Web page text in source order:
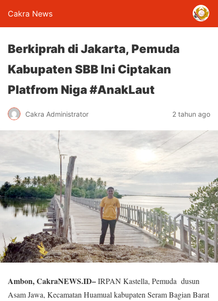
Cakra News
Berkiprah di Jakarta, Pemuda
Kabupaten SBB Ini Ciptakan
Platfrom Niga #AnakLaut
Cakra Administrator 2 tahun ago
Ambon, CakraNEWS.ID–IRPAN Kastella, Pemuda dusun
Asam Jawa, Kecamatan Huamual kabupaten Seram Bagian Barat